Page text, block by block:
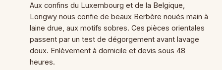
Aux confins du Luxembourg et de la Belgique,
Longwy nous confie de beaux Berbère noués main à
laine drue, aux motifs sobres. Ces pièces orientales
passent par un test de dégorgement avant lavage
doux. Enlèvement à domicile et devis sous 48
heures.